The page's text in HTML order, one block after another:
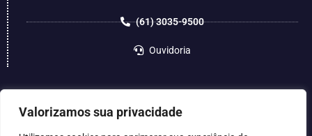
Valorizamos sua privacidade
(61) 3035-9500
Ouvidoria